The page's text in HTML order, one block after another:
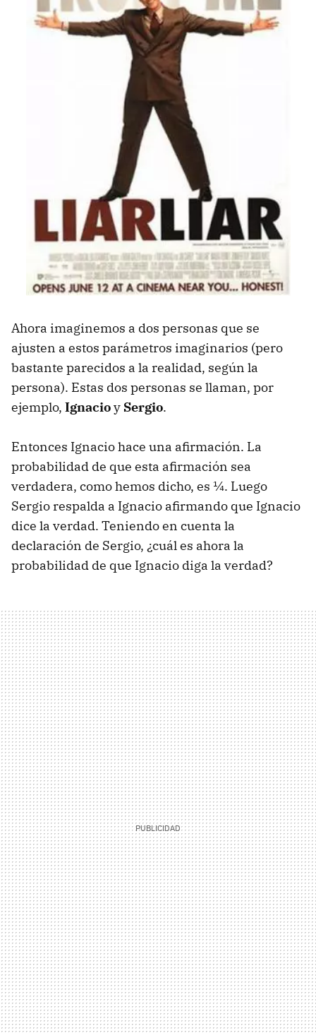
Ahora imaginemos a dos personas que se
ajusten a estos parámetros imaginarios (pero
bastante parecidos a la realidad, según la
persona). Estas dos personas se llaman, por
ejemplo, Ignacioy Sergio.
Entonces Ignacio hace una afirmación. La
probabilidad de que esta afirmación sea
verdadera, como hemos dicho, es ¼. Luego
Sergio respalda a Ignacio afirmando que Ignacio
dice la verdad. Teniendo en cuenta la
declaración de Sergio, ¿cuál es ahora la
probabilidad de que Ignacio diga la verdad?